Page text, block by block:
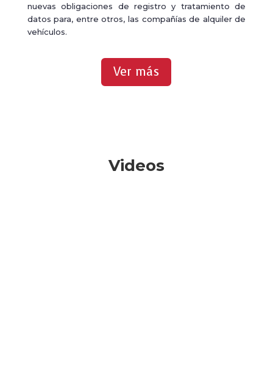
nuevas obligaciones de registro y tratamiento de
datos para, entre otros, las compañías de alquiler de
vehículos.
Ver más
Videos